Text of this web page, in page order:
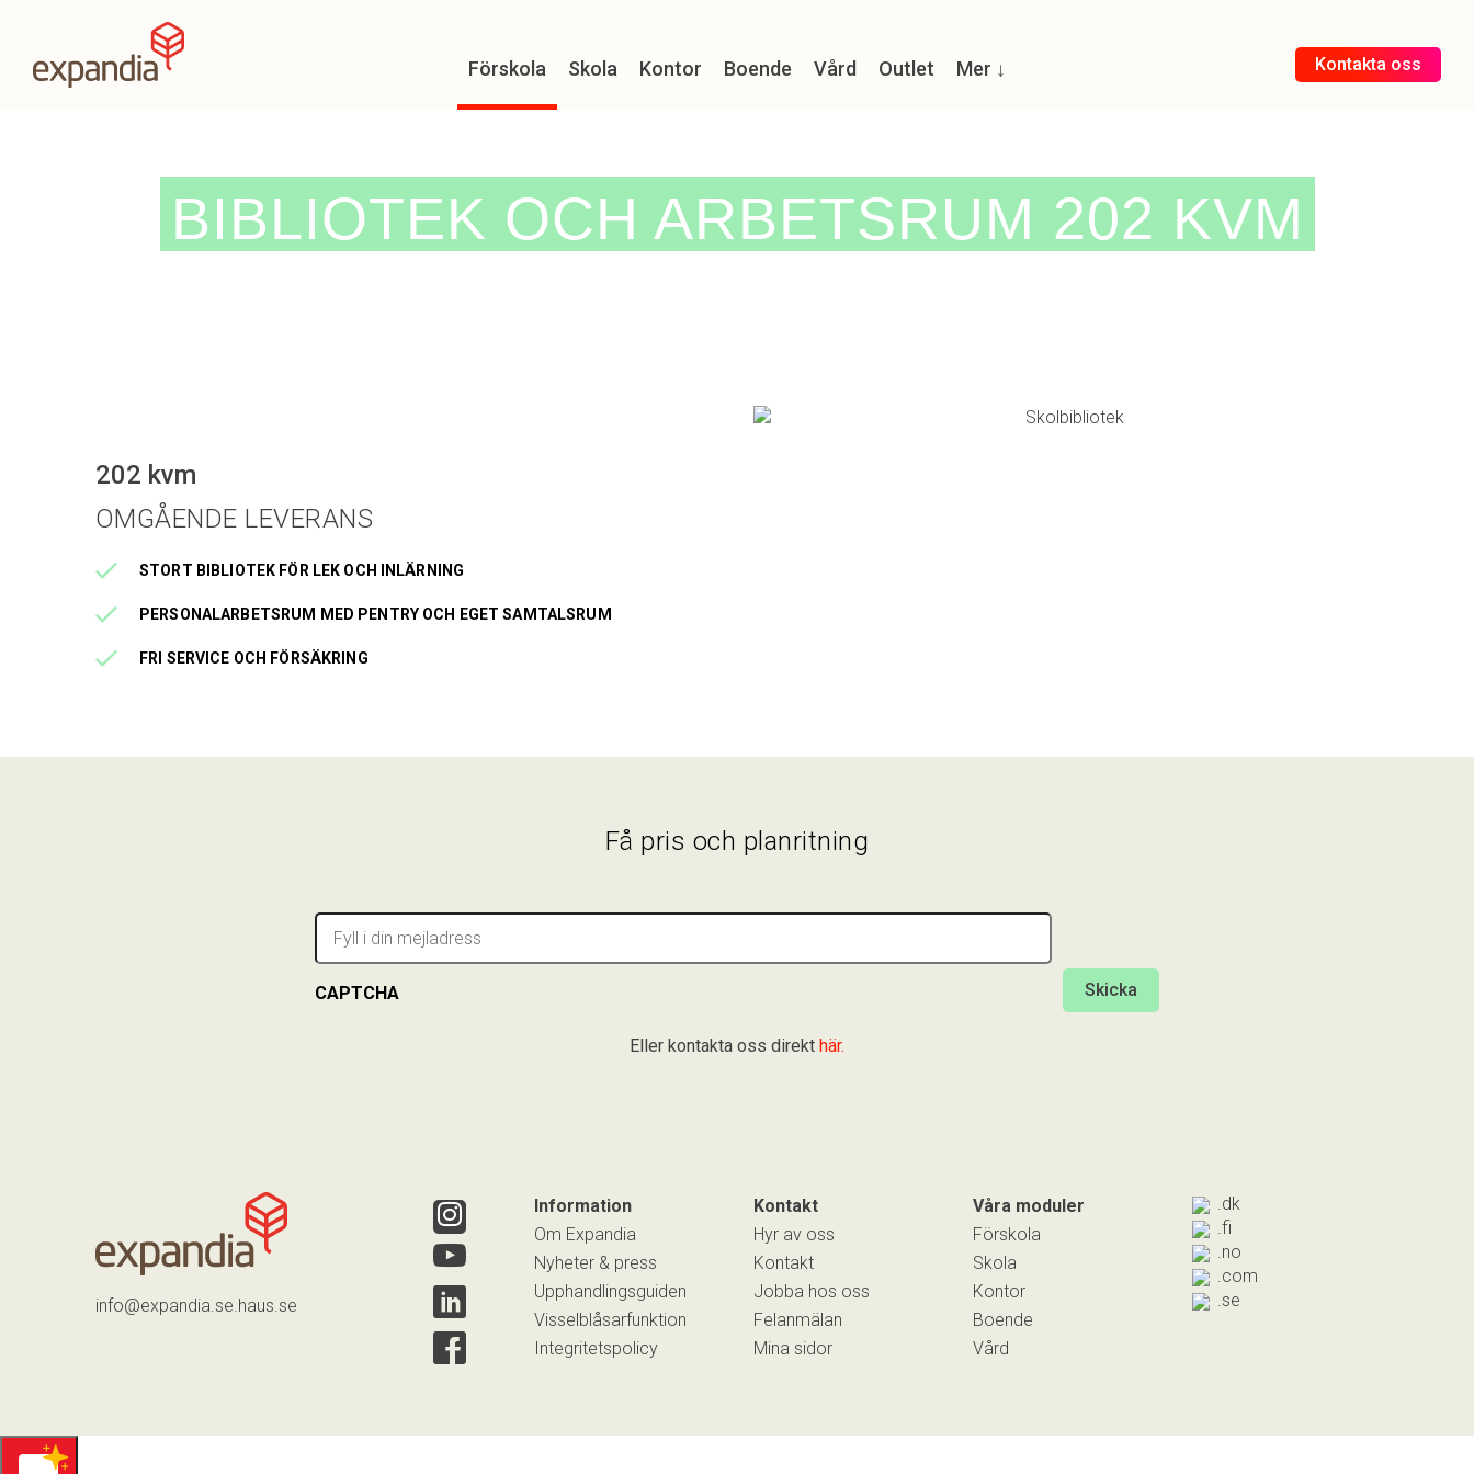
Förskola Skola Kontor Boende Vård Outlet Mer ↓ Kontakta oss
BIBLIOTEK OCH ARBETSRUM 202 KVM
202 kvm
OMGÅENDE LEVERANS
STORT BIBLIOTEK FÖR LEK OCH INLÄRNING
PERSONALARBETSRUM MED PENTRY OCH EGET SAMTALSRUM
FRI SERVICE OCH FÖRSÄKRING
Få pris och planritning
E-
post
*
CAPTCHA
Eller kontakta oss direkt här.
info@expandia.se.haus.se
Information
Om Expandia
Nyheter & press
Upphandlingsguiden
Visselblåsarfunktion
Integritetspolicy
Kontakt
Hyr av oss
Kontakt
Jobba hos oss
Felanmälan
Mina sidor
Våra moduler
Förskola
Skola
Kontor
Boende
Vård
.dk
.fi
.no
.com
.se